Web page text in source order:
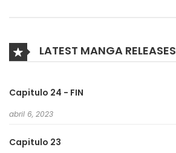
LATEST MANGA RELEASES
Capitulo 24 - FIN
abril 6, 2023
Capitulo 23